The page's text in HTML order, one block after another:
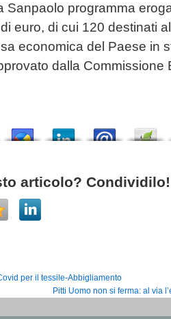
Sanpaolo programma
euro, di cui 120 destinati
economica del Paese in
dalla Commissione
articolo? Condividilo!
per il tessile-Abbigliamento
Pitti Uomo non si ferma: al via